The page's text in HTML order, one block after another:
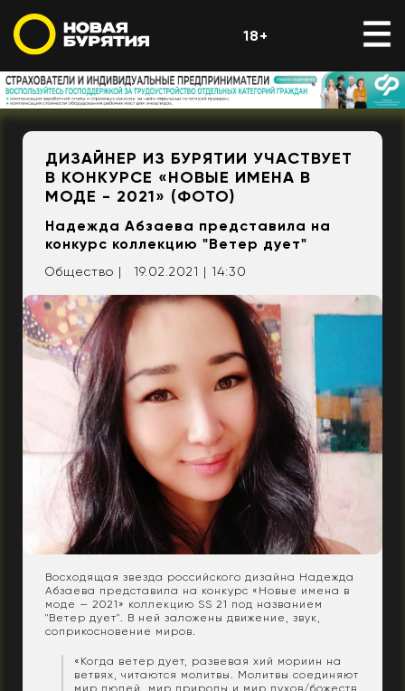
18+
ДИЗАЙНЕР ИЗ БУРЯТИИ УЧАСТВУЕТ
В КОНКУРСЕ «НОВЫЕ ИМЕНА В
МОДЕ - 2021» (ФОТО)
Надежда Абзаева представила на
конкурс коллекцию "Ветер дует"
Общество | 19.02.2021 | 14:30
Восходящая звезда российского дизайна Надежда
Абзаева представила на конкурс «Новые имена в
моде — 2021» коллекцию SS 21 под названием
"Ветер дует". В ней заложены движение, звук,
соприкосновение миров.
«Когда ветер дует, развевая хий мориин на
ветвях, читаются молитвы. Молитвы соединяют
мир людей, мир природы и мир духов/божеств